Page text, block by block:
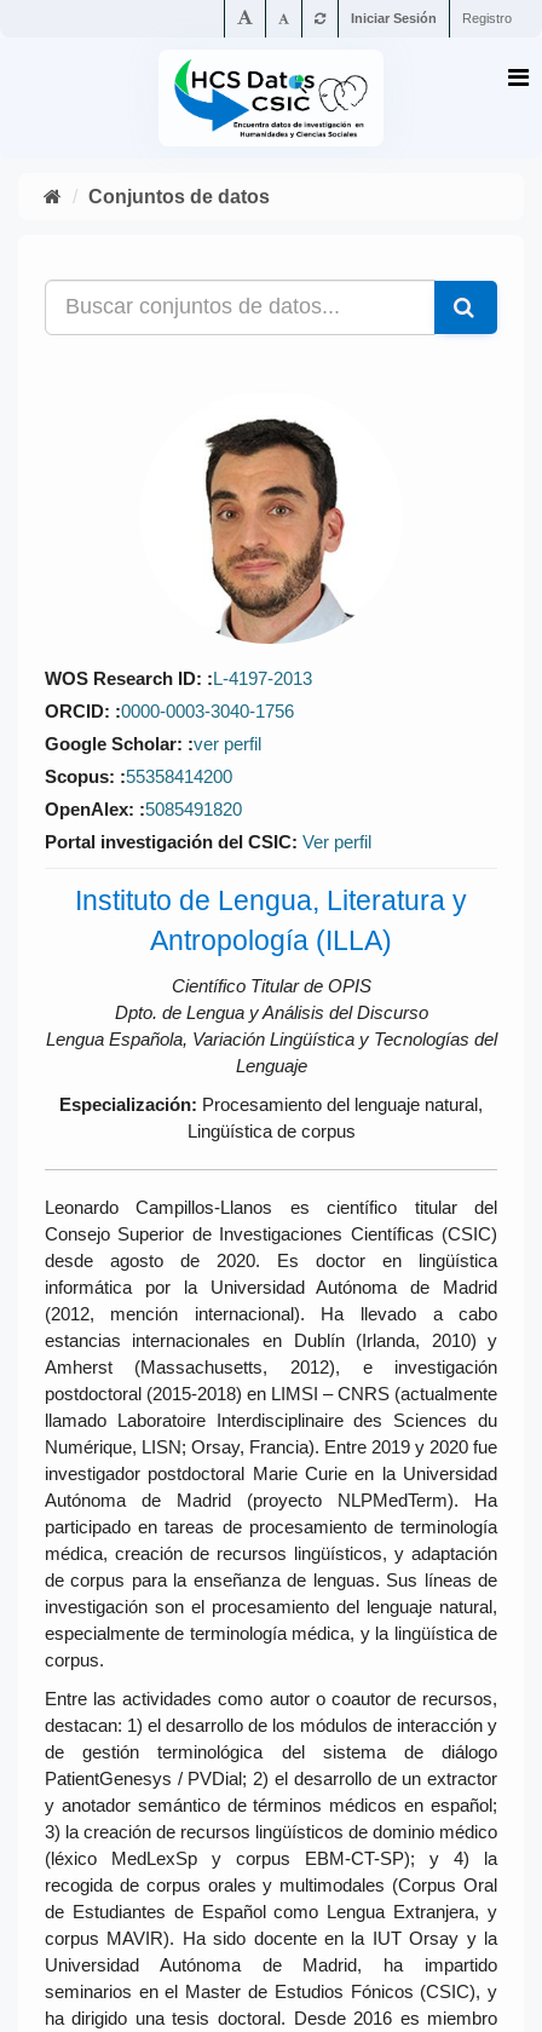
Iniciar Sesión Registro
Conjuntos de datos
WOS Research ID:
L-4197-2013
ORCID: 0000-0003-3040-1756
Google Scholar: ver perfil
Scopus: 55358414200
OpenAlex: 5085491820
Portal investigación del CSIC: Ver perfil
Instituto de Lengua, Literatura y
Antropología (ILLA)
Científico Titular de OPIS
Dpto. de Lengua y Análisis del Discurso
Lengua Española, Variación Lingüística y Tecnologías del
Lenguaje
Especialización: Procesamiento del lenguaje natural,
Lingüística de corpus
Leonardo Campillos-Llanos es científico titular del
Consejo Superior de Investigaciones Científicas (CSIC)
desde agosto de 2020. Es doctor en lingüística
informática por la Universidad Autónoma de Madrid
(2012, mención internacional). Ha llevado a cabo
estancias internacionales en Dublín (Irlanda, 2010) y
Amherst (Massachusetts, 2012), e investigación
postdoctoral (2015-2018) en LIMSI – CNRS (actualmente
llamado Laboratoire Interdisciplinaire des Sciences du
Numérique, LISN; Orsay, Francia). Entre 2019 y 2020 fue
investigador postdoctoral Marie Curie en la Universidad
Autónoma de Madrid (proyecto NLPMedTerm). Ha
participado en tareas de procesamiento de terminología
médica, creación de recursos lingüísticos, y adaptación
de corpus para la enseñanza de lenguas. Sus líneas de
investigación son el procesamiento del lenguaje natural,
especialmente de terminología médica, y la lingüística de
corpus.
Entre las actividades como autor o coautor de recursos,
destacan: 1) el desarrollo de los módulos de interacción y
de gestión terminológica del sistema de diálogo
PatientGenesys / PVDial; 2) el desarrollo de un extractor
y anotador semántico de términos médicos en español;
3) la creación de recursos lingüísticos de dominio médico
(léxico MedLexSp y corpus EBM-CT-SP); y 4) la
recogida de corpus orales y multimodales (Corpus Oral
de Estudiantes de Español como Lengua Extranjera, y
corpus MAVIR). Ha sido docente en la IUT Orsay y la
Universidad Autónoma de Madrid, ha impartido
seminarios en el Master de Estudios Fónicos (CSIC), y
ha dirigido una tesis doctoral. Desde 2016 es miembro